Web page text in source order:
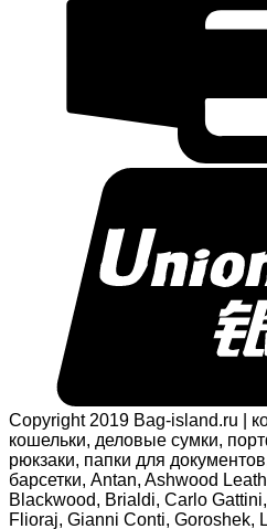
Copyright 2019 Bag-island.ru |
кошельки, деловые сумки,
рюкзаки, папки для
барсетки, Antan, Ashwood
Blackwood, Brialdi, Carlo
Flioraj, Gianni Conti, Goroshek,